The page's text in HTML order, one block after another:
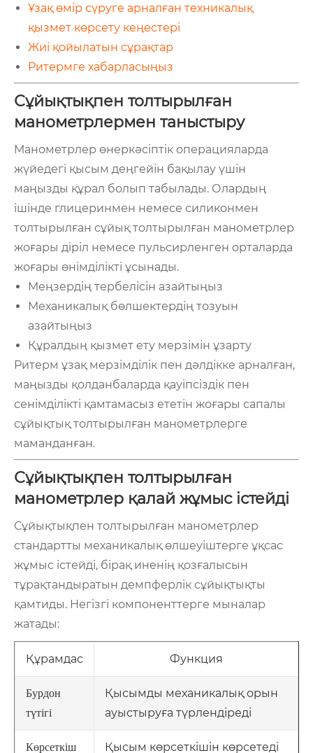
Ұзақ өмір сүруге арналған техникалық
қызмет көрсету кеңестері
Жиі қойылатын сұрақтар
Ритермге хабарласыңыз
Сұйықтықпен толтырылған
манометрлермен таныстыру
Манометрлер өнеркәсіптік операцияларда
жүйедегі қысым деңгейін бақылау үшін
маңызды құрал болып табылады. Олардың
ішінде глицеринмен немесе силиконмен
толтырылған сұйық толтырылған манометрлер
жоғары діріл немесе пульсирленген орталарда
жоғары өнімділікті ұсынады.
Меңзердің тербелісін азайтыңыз
Механикалық бөлшектердің тозуын
азайтыңыз
Құралдың қызмет ету мерзімін ұзарту
Ритерм ұзақ мерзімділік пен дәлдікке арналған,
маңызды қолданбаларда қауіпсіздік пен
сенімділікті қамтамасыз ететін жоғары сапалы
сұйықтық толтырылған манометрлерге
маманданған.
Сұйықтықпен толтырылған
манометрлер қалай жұмыс істейді
Сұйықтықпен толтырылған манометрлер
стандартты механикалық өлшеуіштерге ұқсас
жұмыс істейді, бірақ иненің қозғалысын
тұрақтандыратын демпферлік сұйықтықты
қамтиды. Негізгі компоненттерге мыналар
жатады:
Құрамдас Функция
Бурдон
түтігі
Қысымды механикалық орын
ауыстыруға түрлендіреді
Көрсеткіш Қысым көрсеткішін көрсетеді